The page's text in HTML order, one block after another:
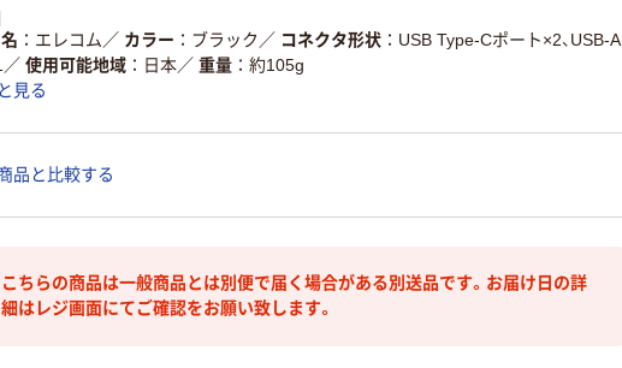
エレコム ／ カラー ブラック ／ コネクタ形状
USB Type-Cポート×2、USB-A
／ 使用可能地域 日本／ 重量
約105g
見る
品と比較する
こちらの商品は一般商品とは別便で届く場合がある別送品です。お届け日の詳
細はレジ画面にてご確認をお願い致します。